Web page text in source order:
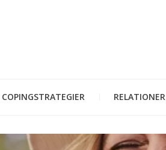
COPINGSTRATEGIER RELATIONER